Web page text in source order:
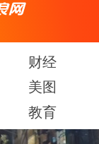
财经
美图
教育